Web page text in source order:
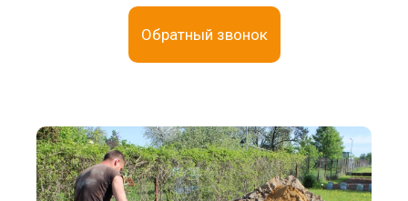
Обратный звонок